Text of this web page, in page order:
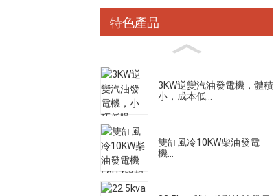
特色產品
3KW逆變汽油發電機，體積
小，成本低...
雙缸風冷10KW柴油發電
機...